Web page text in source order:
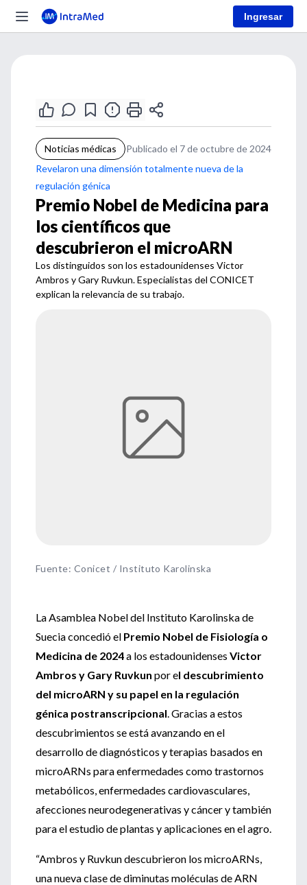
Ingresar
Noticias médicas
Publicado el 7 de octubre de 2024
Revelaron una dimensión totalmente nueva de la
regulación génica
Premio Nobel de Medicina para
los científicos que
descubrieron el microARN
Los distinguidos son los estadounidenses Victor
Ambros y Gary Ruvkun. Especialistas del CONICET
explican la relevancia de su trabajo.
Fuente: Conicet / Instituto Karolinska
La Asamblea Nobel del Instituto Karolinska de
Suecia concedió el Premio Nobel de Fisiología o
Medicina de 2024a los estadounidenses Victor
Ambros y Gary Ruvkun por el descubrimiento
del microARN y su papel en la regulación
génica postranscripcional. Gracias a estos
descubrimientos se está avanzando en el
desarrollo de diagnósticos y terapias basados en
microARNs para enfermedades como trastornos
metabólicos, enfermedades cardiovasculares,
afecciones neurodegenerativas y cáncer y también
para el estudio de plantas y aplicaciones en el agro.
“Ambros y Ruvkun descubrieron los microARNs,
una nueva clase de diminutas moléculas de ARN